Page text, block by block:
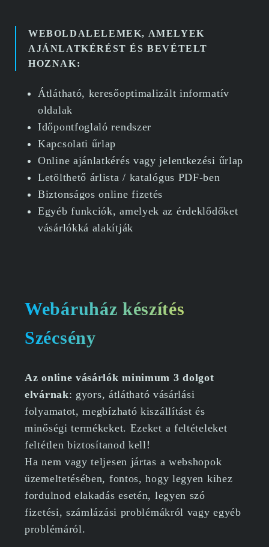
WEBOLDALELEMEK, AMELYEK
AJÁNLATKÉRÉST ÉS BEVÉTELT
HOZNAK:
Átlátható, keresőoptimalizált informatív
oldalak
Időpontfoglaló rendszer
Kapcsolati űrlap
Online ajánlatkérés vagy jelentkezési űrlap
Letölthető árlista / katalógus PDF-ben
Biztonságos online fizetés
Egyéb funkciók, amelyek az érdeklődőket
vásárlókká alakítják
Webáruház készítés
Szécsény
Az online vásárlók minimum 3 dolgot
elvárnak: gyors, átlátható vásárlási
folyamatot, megbízható kiszállítást és
minőségi termékeket. Ezeket a feltételeket
feltétlen biztosítanod kell!
Ha nem vagy teljesen jártas a webshopok
üzemeltetésében, fontos, hogy legyen kihez
fordulnod elakadás esetén, legyen szó
fizetési, számlázási problémákról vagy egyéb
problémáról.